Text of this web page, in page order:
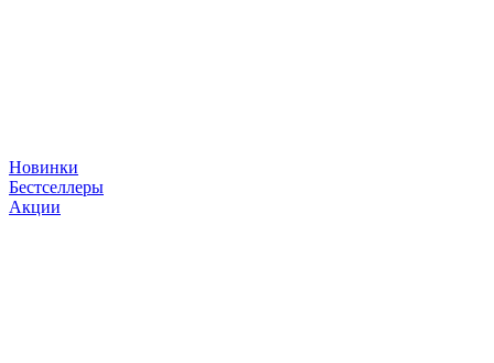
Новинки
Бестселлеры
Акции